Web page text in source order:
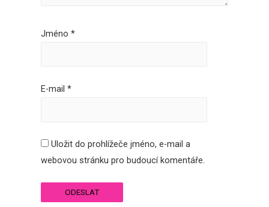
Jméno*
E-mail*
Uložit do prohlížeče jméno, e-mail a
webovou stránku pro budoucí komentáře.